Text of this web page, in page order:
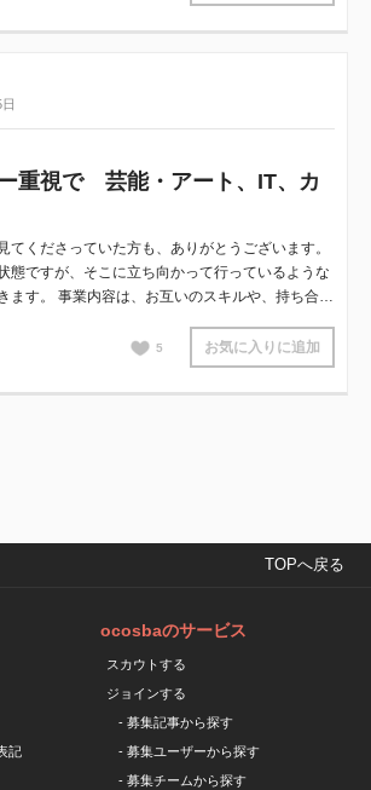
重視で 芸能・アート、IT、カ
てくださっていた方も、ありがとうございます。
態ですが、そこに立ち向かって行っているような
ます。 事業内容は、お互いのスキルや、持ち合…
5 お気に入りに追加
TOPへ戻る
記
ocosbaのサービス
スカウトする
ジョインする
- 募集記事から探す
- 募集ユーザーから探す
- 募集チームから探す